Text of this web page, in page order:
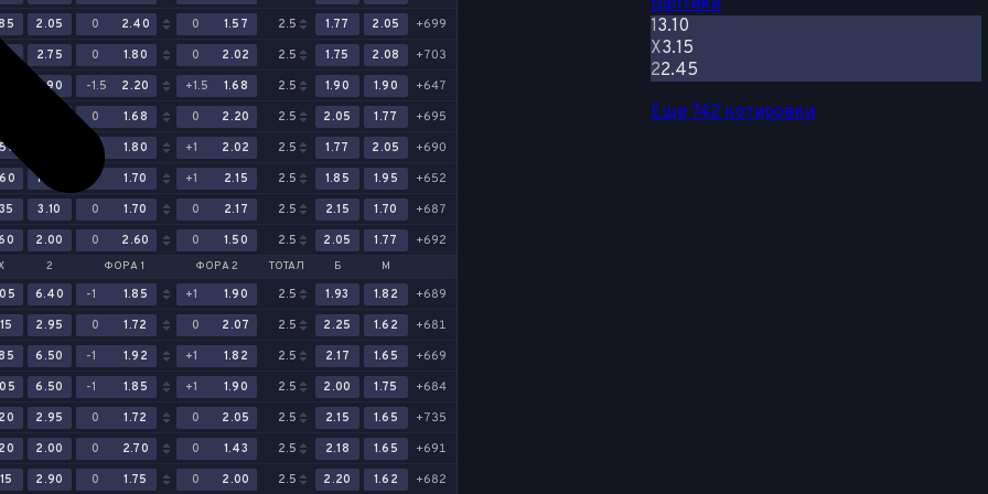
2.05 0 2.40 0 1.57 2.5 1.77 2.05
+699
2.75 0 1.80 0 2.02 2.5 1.75 2.08
+703
7.90 -1.5 2.20 +1.5 1.68 2.5 1.90 1.90
+647
0 1.68 0 2.20 2.5 2.05 1.77
+695
-1 1.80 +1 2.02 2.5 1.77 2.05
+690
7.40 -1 1.70 +1 2.15 2.5 1.85 1.95
+652
3.10 0 1.70 0 2.17 2.5 2.15 1.70
+687
2.00 0 2.60 0 1.50 2.5 2.05 1.77 +692
2 ФОРА 1 ФОРА 2 ТОТАЛ Б М
6.40 -1 1.85 +1 1.90 2.5 1.93 1.82
+689
2.95 0 1.72 0 2.07 2.5 2.25 1.62
+681
6.50 -1 1.92 +1 1.82 2.5 2.17 1.65
+669
6.50 -1 1.85 +1 1.90 2.5 2.00 1.75
+684
2.95 0 1.72 0 2.05 2.5 2.15 1.65
+735
2.00 0 2.70 0 1.43 2.5 2.18 1.65
+691
2.90 0 1.75 0 2.00 2.5 2.20 1.62
+682
Балтика
13.10
Х3.15
22.45
Еще 742 котировки